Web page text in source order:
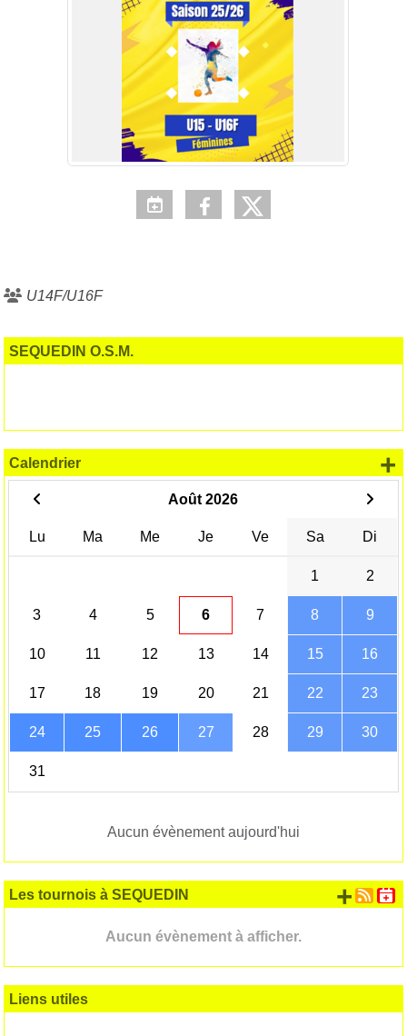
U14F/U16F
SEQUEDIN O.S.M.
Calendrier
Août 2026
Lu Ma Me Je Ve Sa Di
1 2
3 4 5 6 7 8 9
10 11 12 13 14 15 16
17 18 19 20 21 22 23
24 25 26 27 28 29 30
31
Aucun évènement aujourd'hui
+
Les tournois à SEQUEDIN
Aucun évènement à afficher.
+
Liens utiles